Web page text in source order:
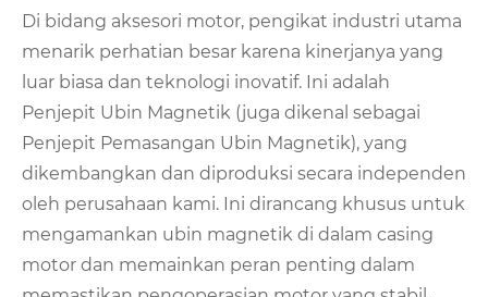
Di bidang aksesori motor, pengikat industri utama
menarik perhatian besar karena kinerjanya yang
luar biasa dan teknologi inovatif. Ini adalah
Penjepit Ubin Magnetik (juga dikenal sebagai
Penjepit Pemasangan Ubin Magnetik), yang
dikembangkan dan diproduksi secara independen
oleh perusahaan kami. Ini dirancang khusus untuk
mengamankan ubin magnetik di dalam casing
motor dan memainkan peran penting dalam